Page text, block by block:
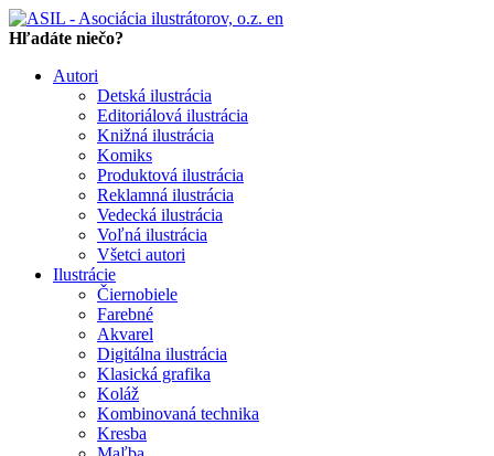
en
Hľadáte niečo?
Autori
Detská ilustrácia
Editoriálová ilustrácia
Knižná ilustrácia
Komiks
Produktová ilustrácia
Reklamná ilustrácia
Vedecká ilustrácia
Voľná ilustrácia
Všetci autori
Ilustrácie
Čiernobiele
Farebné
Akvarel
Digitálna ilustrácia
Klasická grafika
Koláž
Kombinovaná technika
Kresba